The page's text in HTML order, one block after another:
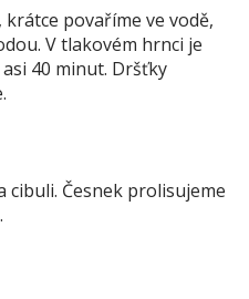
povaříme ve vodě,
V tlakovém hrnci je
40 minut. Dršťky
cibuli. Česnek prolisujeme